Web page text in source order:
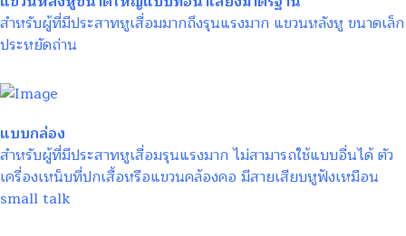
สำหรับผู้ที่มีประสาทหูเสื่อมมากถึงรุนแรงมาก แขวนหลังหู ขนาดเล็ก
ประหยัดถ่าน
แบบกล่อง
สำหรับผู้ที่มีประสาทหูเสื่อมรุนแรงมาก ไม่สามารถใช้แบบอื่นได้ ตัว
เครื่องเหน็บที่ปกเสื้อหรือแขวนคล้องคอ มีสายเสียบหูฟังเหมือน
small talk